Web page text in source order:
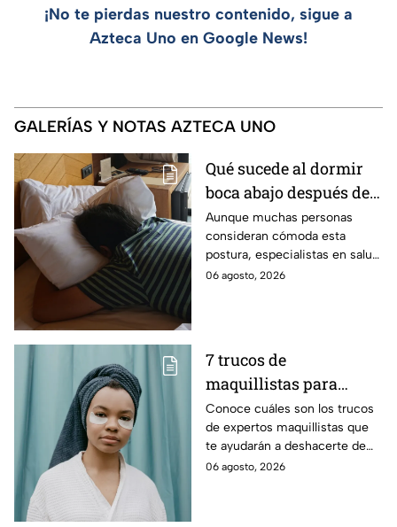
¡No te pierdas nuestro contenido, sigue a
Azteca Uno en Google News!
GALERÍAS Y NOTAS AZTECA UNO
Qué sucede al dormir
boca abajo después de
los 50
Aunque muchas personas
consideran cómoda esta
postura, especialistas en salud
advierten que dormir boca
las recomendaciones para
descansar mejor.
06 agosto, 2026
7 trucos de
maquillistas para
desinflamar las bolsas
de los ojos en menos de
5 minutos
Conoce cuáles son los trucos
de expertos maquillistas que
te ayudarán a deshacerte de
las bolsas de los ojos de
06 agosto, 2026